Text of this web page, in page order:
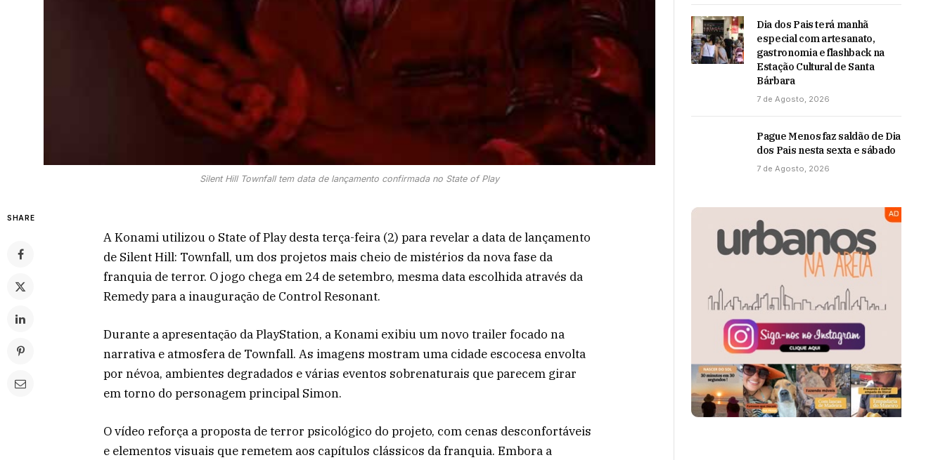
Silent Hill Townfall tem data de lançamento confirmada no State of Play
SHARE
A Konami utilizou o State of Play desta terça-feira (2) para revelar a data de lançamento
de Silent Hill: Townfall, um dos projetos mais cheio de mistérios da nova fase da
franquia de terror. O jogo chega em 24 de setembro, mesma data escolhida através da
Remedy para a inauguração de Control Resonant.
Durante a apresentação da PlayStation, a Konami exibiu um novo trailer focado na
narrativa e atmosfera de Townfall. As imagens mostram uma cidade escocesa envolta
por névoa, ambientes degradados e várias eventos sobrenaturais que parecem girar
em torno do personagem principal Simon.
O vídeo reforça a proposta de terror psicológico do projeto, com cenas desconfortáveis
e elementos visuais que remetem aos capítulos clássicos da franquia. Embora a
Dia dos Pais terá manhã
especial com artesanato,
gastronomia e flashback na
Estação Cultural de Santa
Bárbara
7 de Agosto, 2026
Pague Menos faz saldão de Dia
dos Pais nesta sexta e sábado
7 de Agosto, 2026